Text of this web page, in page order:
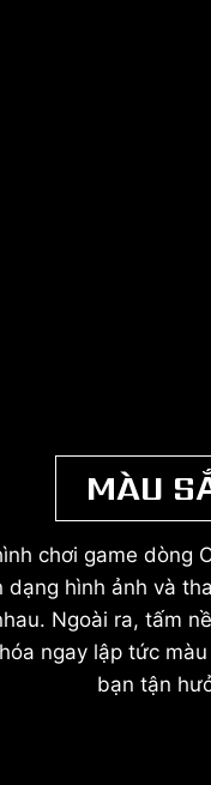
MÀU
chơi game dòng
dạng hình ảnh và
Ngoài ra, tấm
ngay lập tức
bạn tận